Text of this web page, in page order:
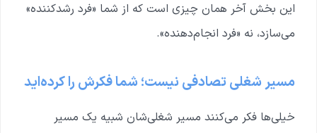
این بخش آخر همان چیزی است که از شما «فرد رشدکننده»
می‌سازد، نه «فرد انجام‌دهنده».
مسیر شغلی تصادفی نیست؛ شما فکرش را کرده‌اید
خیلی‌ها فکر می‌کنند مسیر شغلی‌شان شبیه یک مسیر